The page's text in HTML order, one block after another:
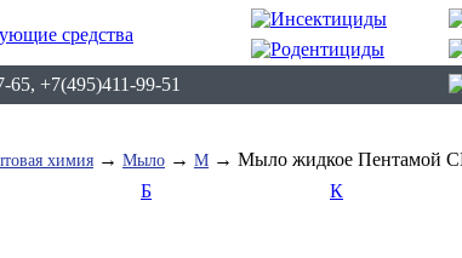
65, +7(495)411-99-51
химия → Мыло → М → Мыло жидкое Пентамой
Б К